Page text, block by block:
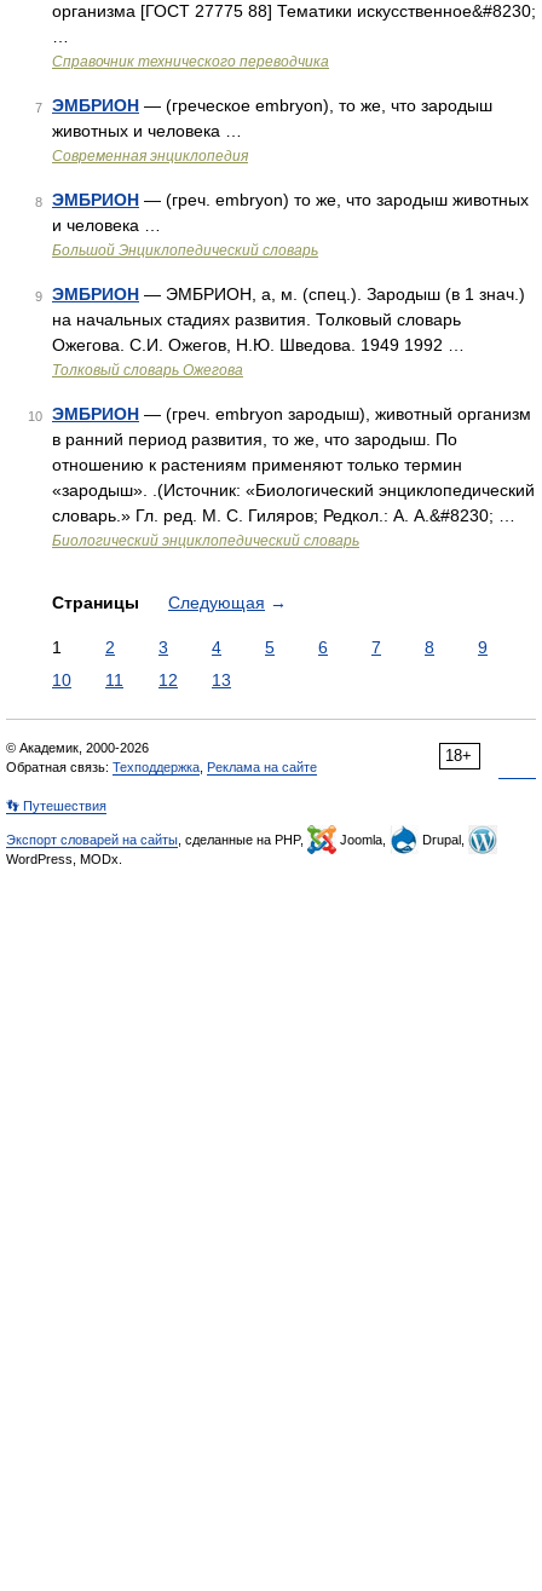
организма [ГОСТ 27775 88] Тематики искусственное&#8230;
Справочник технического переводчика
7 ЭМБРИОН — (греческое embryon), то же, что зародыш
животных и человека …
Современная энциклопедия
8 ЭМБРИОН — (греч. embryon) то же, что зародыш животных
и человека …
Большой Энциклопедический словарь
9 ЭМБРИОН — ЭМБРИОН, а, м. (спец.). Зародыш (в 1 знач.)
на начальных стадиях развития. Толковый словарь
Ожегова. С.И. Ожегов, Н.Ю. Шведова. 1949 1992 …
Толковый словарь Ожегова
10 ЭМБРИОН — (греч. embryon зародыш), животный организм
в ранний период развития, то же, что зародыш. По
отношению к растениям применяют только термин
«зародыш». .(Источник: «Биологический энциклопедический
словарь.» Гл. ред. М. С. Гиляров; Редкол.: А. А.&#8230; …
Биологический энциклопедический словарь
Страницы Следующая →
1 2 3 4 5 6 7 8
9
10
11 12 13
18+
© Академик, 2000-2026
Обратная связь: Техподдержка Реклама на сайте
👣 Путешествия
Экспорт словарей на сайты , сделанные на PHP, Joomla,
Drupal,
WordPress, MODx.